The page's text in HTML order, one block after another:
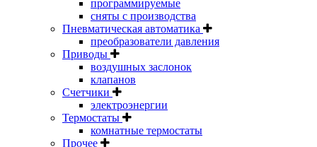
программируемые
сняты с производства
Пневматическая автоматика
преобразователи давления
Приводы
воздушных заслонок
клапанов
Счетчики
электроэнергии
Термостаты
комнатные термостаты
Прочее